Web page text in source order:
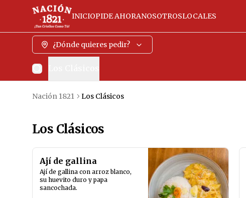
INICIOPIDE AHORANOSOTROSLOCALES
¿Dónde quieres pedir?
Nación 1821 Los Clásicos
Los Clásicos
Ají de gallina
Ají de gallina con arroz blanco,
su huevito duro y papa
sancochada.